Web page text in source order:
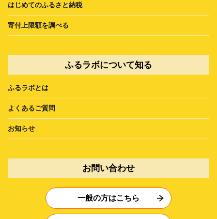
はじめてのふるさと納税
寄付上限額を調べる
ふるラボについて知る
ふるラボとは
よくあるご質問
お知らせ
お問い合わせ
一般の方はこちら